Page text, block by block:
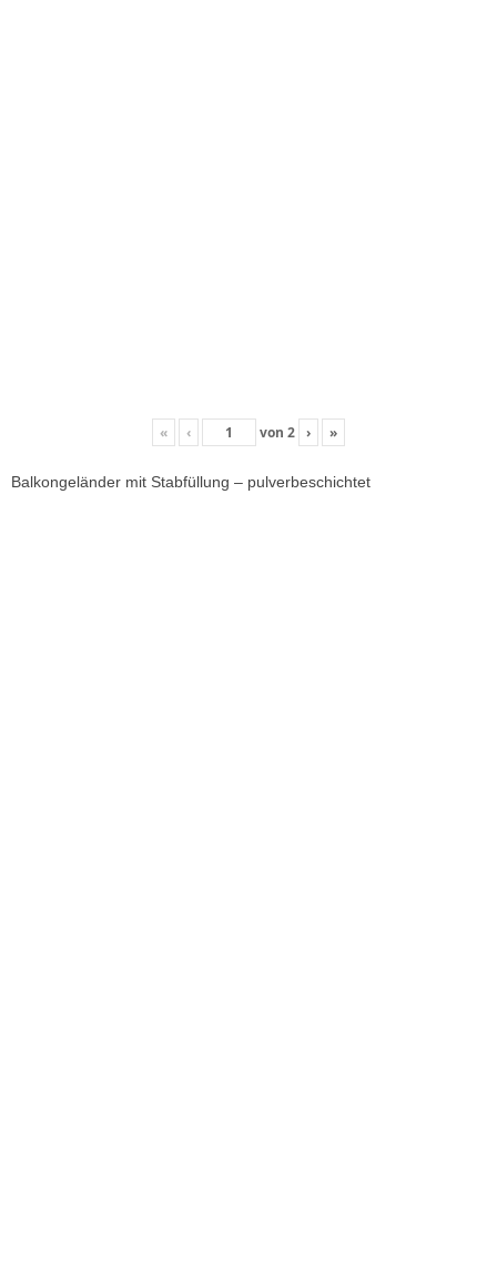
« ‹ von 2 › »
Balkongeländer mit Stabfüllung – pulverbeschichtet